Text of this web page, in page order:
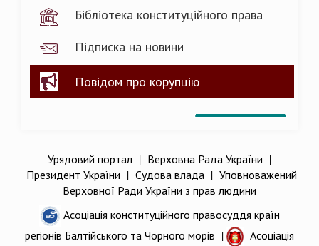
Бібліотека конституційного права
Підписка на новини
Повідом про корупцію
Урядовий портал | Верховна Рада України |
Президент України | Судова влада| Уповноважений
Верховної Ради України з прав людини
Асоціація конституційного правосуддя країн
регіонів Балтійського та Чорного морів |
Асоціація